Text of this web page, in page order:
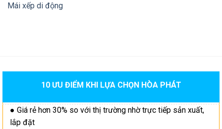
Mái xếp di động
10 ƯU ĐIỂM KHI LỰA CHỌN HÒA PHÁT
● Giá rẻ hơn 30% so với thị trường nhờ trực tiếp sản xuất,
lắp đặt